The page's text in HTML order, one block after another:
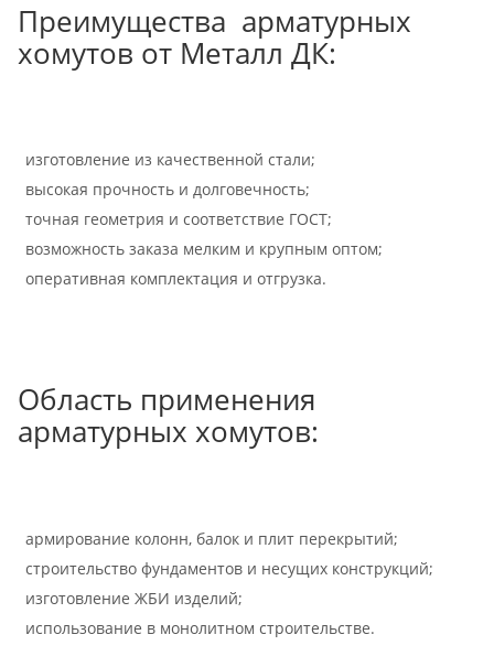
Преимущества арматурных
хомутов от Металл ДК:
изготовление из качественной стали;
высокая прочность и долговечность;
точная геометрия и соответствие ГОСТ;
возможность заказа мелким и крупным оптом;
оперативная комплектация и отгрузка.
Область применения
арматурных хомутов:
армирование колонн, балок и плит перекрытий;
строительство фундаментов и несущих конструкций;
изготовление ЖБИ изделий;
использование в монолитном строительстве.